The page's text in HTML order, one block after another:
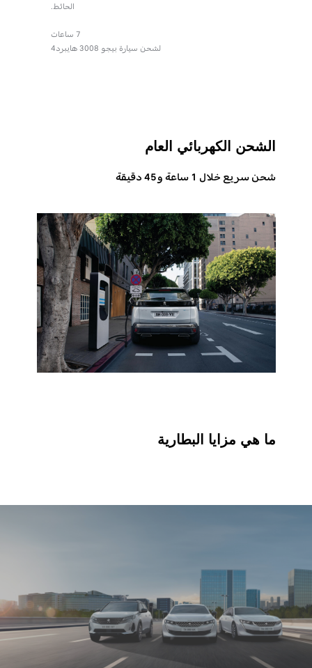
الحائط.
7 ساعات
لشحن سيارة بيجو 3008 هايبرد4
الشحن الكهربائي العام
شحن سريع خلال 1 ساعة و45 دقيقة
ما هي مزايا البطارية